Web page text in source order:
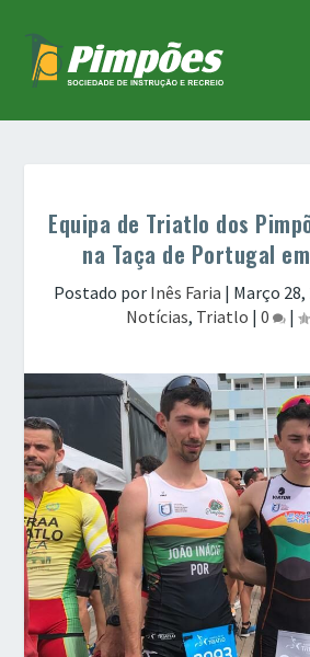
Equipa de Triatlo dos
na Taça de Portugal
Postado por Inês Faria | Março 28,
Notícias, Triatlo | 0 |